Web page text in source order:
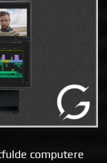
computere